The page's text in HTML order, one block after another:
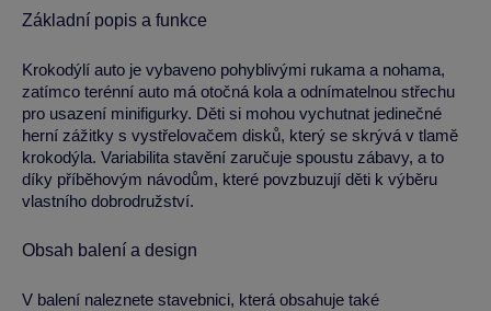
Základní popis a funkce
Krokodýlí auto je vybaveno pohyblivými rukama a nohama,
zatímco terénní auto má otočná kola a odnímatelnou střechu
pro usazení minifigurky. Děti si mohou vychutnat jedinečné
herní zážitky s vystřelovačem disků, který se skrývá v tlamě
krokodýla. Variabilita stavění zaručuje spoustu zábavy, a to
díky příběhovým návodům, které povzbuzují děti k výběru
vlastního dobrodružství.
Obsah balení a design
V balení naleznete stavebnici, která obsahuje také